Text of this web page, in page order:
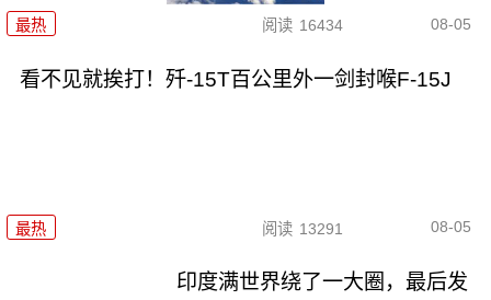
最热 阅读 16434 08-05
看不见就挨打！歼-15T百公里外一剑封喉F-15J
最热 阅读 13291 08-05
印度满世界绕了一大圈，最后发